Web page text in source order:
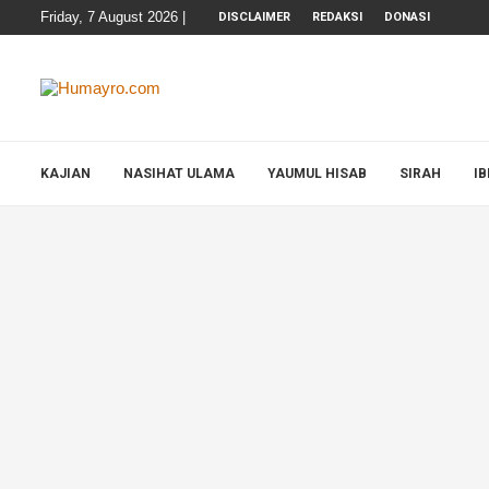
Friday, 7 August 2026 | DISCLAIMER REDAKSI DONASI
KAJIAN NASIHAT ULAMA YAUMUL HISAB SIRAH